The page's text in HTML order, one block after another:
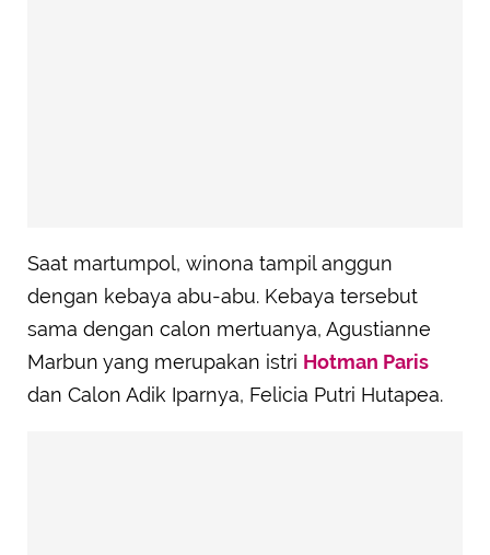
Saat martumpol, winona tampil anggun
dengan kebaya abu-abu. Kebaya tersebut
sama dengan calon mertuanya, Agustianne
Marbun yang merupakan istri Hotman Paris
dan Calon Adik Iparnya, Felicia Putri Hutapea.